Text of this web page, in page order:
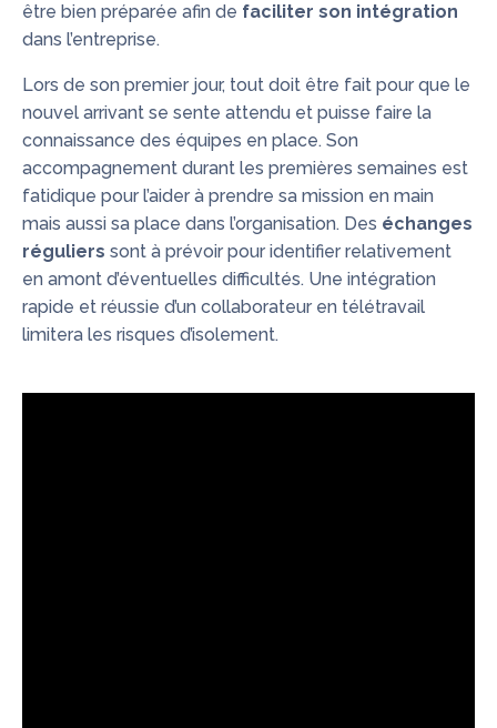
être bien préparée afin de faciliter son intégration
dans l’entreprise.
Lors de son premier jour, tout doit être fait pour que le
nouvel arrivant se sente attendu et puisse faire la
connaissance des équipes en place. Son
accompagnement durant les premières semaines est
fatidique pour l’aider à prendre sa mission en main
mais aussi sa place dans l’organisation. Des échanges
réguliers sont à prévoir pour identifier relativement
en amont d’éventuelles difficultés. Une intégration
rapide et réussie d’un collaborateur en télétravail
limitera les risques d’isolement.